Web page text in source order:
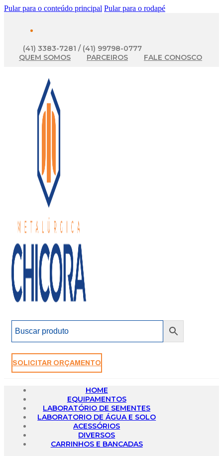
Pular para o conteúdo principal Pular para o rodapé
(41) 3383-7281 / (41) 99798-0777
QUEM SOMOS
PARCEIROS FALE CONOSCO
SOLICITAR ORÇAMENTO
HOME
EQUIPAMENTOS
LABORATÓRIO DE SEMENTES
LABORATORIO DE ÁGUA E SOLO
ACESSÓRIOS
DIVERSOS
CARRINHOS E BANCADAS